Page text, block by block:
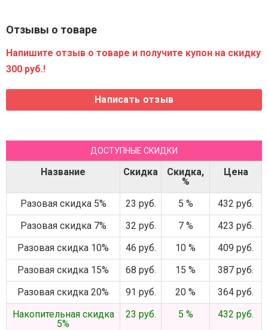
Отзывы о товаре
Напишите отзыв о товаре и получите купон на скидку
300 руб.!
ДОСТУПНЫЕ СКИДКИ
Название Скидка
Скидка,
%
Цена
Разовая скидка 5% 23 руб. 5 %
432 руб.
Разовая скидка 7%
32 руб. 7 %
423 руб.
Разовая скидка 10%
46 руб. 10 %
409 руб.
Разовая скидка 15%
68 руб. 15 %
387 руб.
Разовая скидка 20%
91 руб. 20 %
364 руб.
Накопительная скидка
5%
23 руб. 5 % 432 руб.